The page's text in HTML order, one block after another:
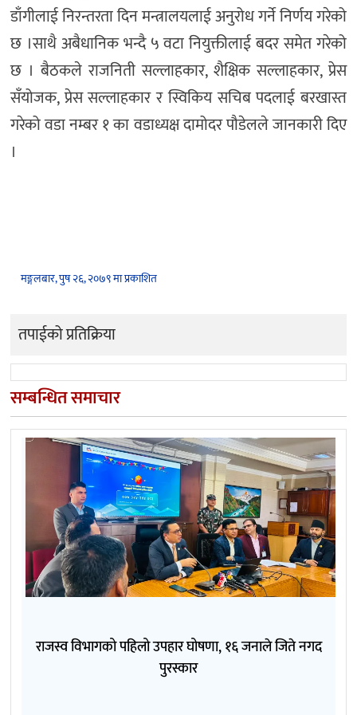
डाँगीलाई निरन्तरता दिन मन्त्रालयलाई अनुरोध गर्ने निर्णय गरेको
छ ।साथै अबैधानिक भन्दै ५ वटा नियुक्तीलाई बदर समेत गरेको
छ । बैठकले राजनिती सल्लाहकार, शैक्षिक सल्लाहकार, प्रेस
सँयोजक, प्रेस सल्लाहकार र स्विकिय सचिब पदलाई बरखास्त
गरेको वडा नम्बर १ का वडाध्यक्ष दामोदर पौडेलले जानकारी दिए
।
मङ्गलबार, पुष २६, २०७९ मा प्रकाशित
तपाईको प्रतिक्रिया
सम्बन्धित समाचार
राजस्व विभागको पहिलो उपहार घोषणा, १६ जनाले जिते नगद
पुरस्कार